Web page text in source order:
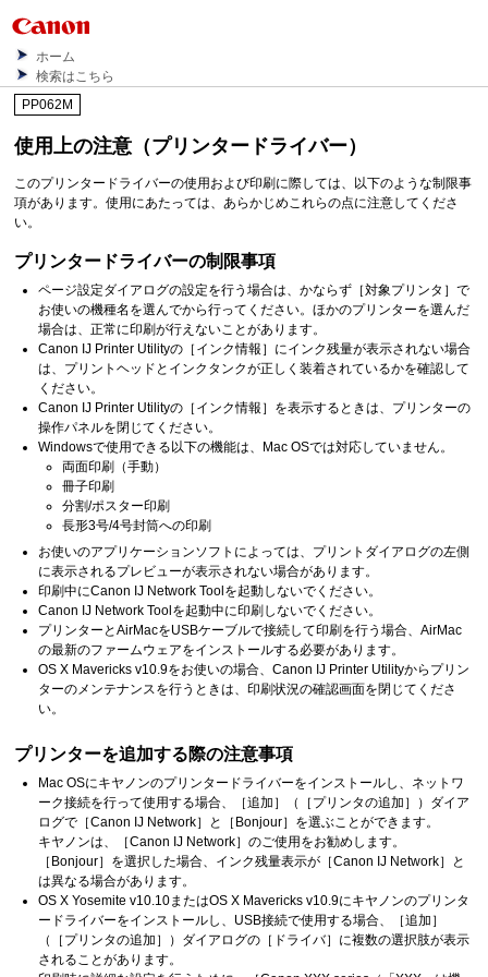
ホーム
検索はこちら
PP062M
使用上の注意（プリンタードライバー）
このプリンタードライバーの使用および印刷に際しては、以下のような制限事
項があります。使用にあたっては、あらかじめこれらの点に注意してくださ
い。
プリンタードライバーの制限事項
ページ設定ダイアログの設定を行う場合は、かならず ［対象プリンタ］で
お使いの機種名を選んでから行ってください。ほかのプリンターを選んだ
場合は、正常に印刷が行えないことがあります。
Canon IJ Printer Utilityの ［インク情報］ にインク残量が表示されない場合
は、 プリントヘッド と インクタンクが正しく装着されているかを確認して
ください。
Canon IJ Printer Utilityの ［インク情報］ を表示するときは、プリンターの
操作パネルを閉じてください。
Windowsで使用できる以下の機能は、 Mac OSでは対応していません。
両面印刷（手動）
冊子印刷
分割/ポスター印刷
長形3号/4号封筒への印刷
お使いのアプリケーションソフトによっては、プリントダイアログの左側
に表示されるプレビューが表示されない場合があります。
印刷中にCanon IJ Network Tool を起動しないでください。
Canon IJ Network Tool を起動中に印刷しないでください。
プリンターとAirMacをUSBケーブルで接続して印刷を行う場合、AirMac
の最新のファームウェアをインストールする必要があります。
OS X Mavericks v10.9をお使いの場合、Canon IJ Printer Utilityからプリン
ターのメンテナンスを行うときは、印刷状況の確認画面を閉じてくださ
い。
プリンターを追加する際の注意事項
Mac OSにキヤノンのプリンタードライバーをインストールし、ネットワ
ーク接続を行って使用する場合、
［追加］ （ ［プリンタの追加］
）ダイア
ログで ［Canon IJ Network］ と ［Bonjour］ を選ぶことができます。
キヤノンは、
［Canon IJ Network］のご使用をお勧めします。
［Bonjour］ を選択した場合、インク残量表示が ［Canon IJ Network］
と
は異なる場合があります。
OS X Yosemite v10.10またはOS X Mavericks v10.9にキヤノンのプリンタ
ードライバーをインストールし、USB接続で使用する場合、
［追加］
（
［プリンタの追加］ ）ダイアログの ［ドライバ］ に複数の選択肢が表示
されることがあります。